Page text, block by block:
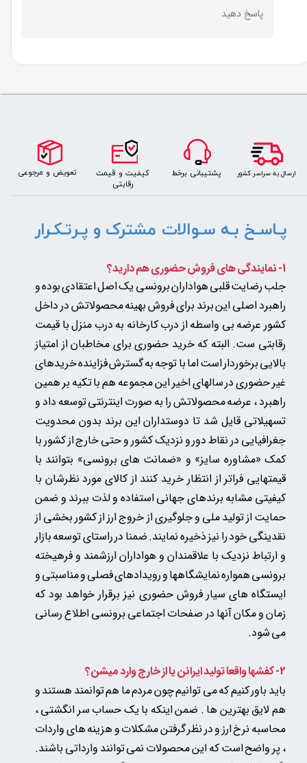
★★
★★★★
پاسخ دهید
​ارسال به سراسر کشور پشتیبانی برخط
کیفیت و قیمت
رقابتی
​​​تعویض و مرجوعی
پـاسـخ بـه سـوالات مشترک و پـرتـکـرار
1- نمایندگی های فروش حضوری هم دارید؟
جلب رضایت قلبی هواداران برونسی یک اصل اعتقادی بوده و
راهبرد اصلی این برند برای فروش بهینه محصولاتش در داخل
کشور عرضه بی واسطه از درب کارخانه به درب منزل با قیمت
رقابتی ست. البته که خرید حضوری برای مخاطبان از امتیاز
بالایی برخوردار است اما با توجه به گسترش فزاینده خریدهای
غیر حضوری در سالهای اخیر این مجموعه هم با تکیه بر همین
راهبرد ، عرضه محصولاتش را به صورت اینترنتی توسعه داد و
تسهیلاتی قایل شد تا دوستداران این برند بدون محدویت
جغرافیایی در نقاط دور و نزدیک کشور و حتی خارج از کشور با
کمک «مشاوره سایز» و «ضمانت های برونسی» بتوانند با
قیمتهایی فراتر از انتظار خرید کنند از کالای مورد نظرشان با
کیفیتی مشابه برندهای جهانی استفاده و لذت ببرند و ضمن
حمایت از تولید ملی و جلوگیری از خروج ارز از کشور بخشی از
نقدینگی خود را نیز ذخیره نمایند. ضمنا در راستای توسعه بازار
و ارتباط نزدیک با علاقمندان و هواداران ارزشمند و فرهیخته
برونسی همواره نمایشگاهها و رویدادهای فصلی و مناسبتی و
ایستگاه های سیار فروش حضوری نیز برقرار خواهد بود که
زمان و مکان آنها در صفحات اجتماعی برونسی اطلاع رسانی
می شود.
2- کفشها واقعا تولید ایرانن یا از خارج وارد میشن؟
باید باور کنیم که می توانیم چون مردم ما هم توانمند هستند و
هم لایق بهترین ها . ضمن اینکه با یک حساب سر انگشتی ،
محاسبه نرخ ارز و در نظر گرفتن مشکلات و هزینه های واردات
، پر واضح است که این محصولات نمی توانند وارداتی باشند.